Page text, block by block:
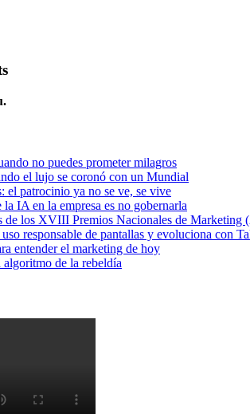
no puedes prometer milagros
el lujo se coronó con un Mundial
el patrocinio ya no se ve, se vive
IA en la empresa es no gobernarla
de los XVIII Premios Nacionales de
responsable de pantallas y evoluciona con
entender el marketing de hoy
de la rebeldía